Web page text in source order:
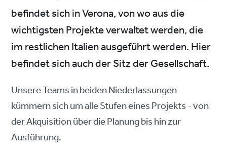
befindet sich in Verona, von wo aus die
wichtigsten Projekte verwaltet werden, die
im restlichen Italien ausgeführt werden. Hier
befindet sich auch der Sitz der Gesellschaft.
Unsere Teams in beiden Niederlassungen
kümmern sich um alle Stufen eines Projekts - von
der Akquisition über die Planung bis hin zur
Ausführung.